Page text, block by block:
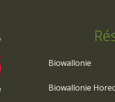
Biowallonie
Biowallonie